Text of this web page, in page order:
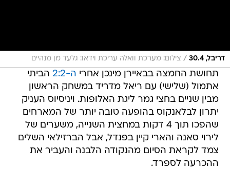
דריבל, 30.4 / צילום: מערכת וואלה עריכת וידאו: גלעד מן מנהיים
תחושת החמצה בבאיירן מינכן אחרי ה-2:2
הביתי
אתמול (שלישי) עם ריאל מדריד במשחק הראשון
מבין שניים בחצי גמר ליגת האלופות. ויניסיוס העניק
יתרון לבלאנקוס בהופעה טובה יותר של המארחים
שהפכו תוך 4 דקות במחצית השנייה, משערים של
לירוי סאנה והארי קיין בפנדל, אבל הברזילאי השלים
צמד לקראת הסיום מהנקודה הלבנה והעביר את
ההכרעה לספרד.